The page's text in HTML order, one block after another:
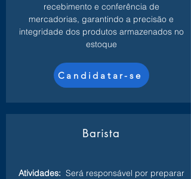
recebimento e conferência de
mercadorias, garantindo a precisão e
integridade dos produtos armazenados no
estoque
Candidatar-se
Barista
Atividades: Será responsável por preparar